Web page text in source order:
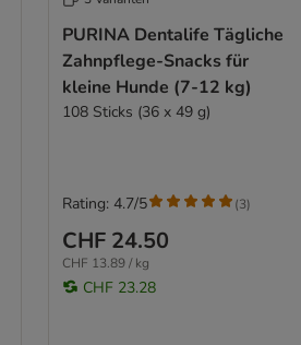
PURINA Dentalife Tägliche
Zahnpflege-Snacks für
kleine Hunde (7-12 kg)
108 Sticks (36 x 49 g)
CHF 24.50
CHF 13.89 / kg
CHF 23.28
Rating: 4.7/5 (3)